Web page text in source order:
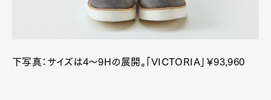
下写真：サイズは4～9Hの展開。「VICTORIA」￥93,960